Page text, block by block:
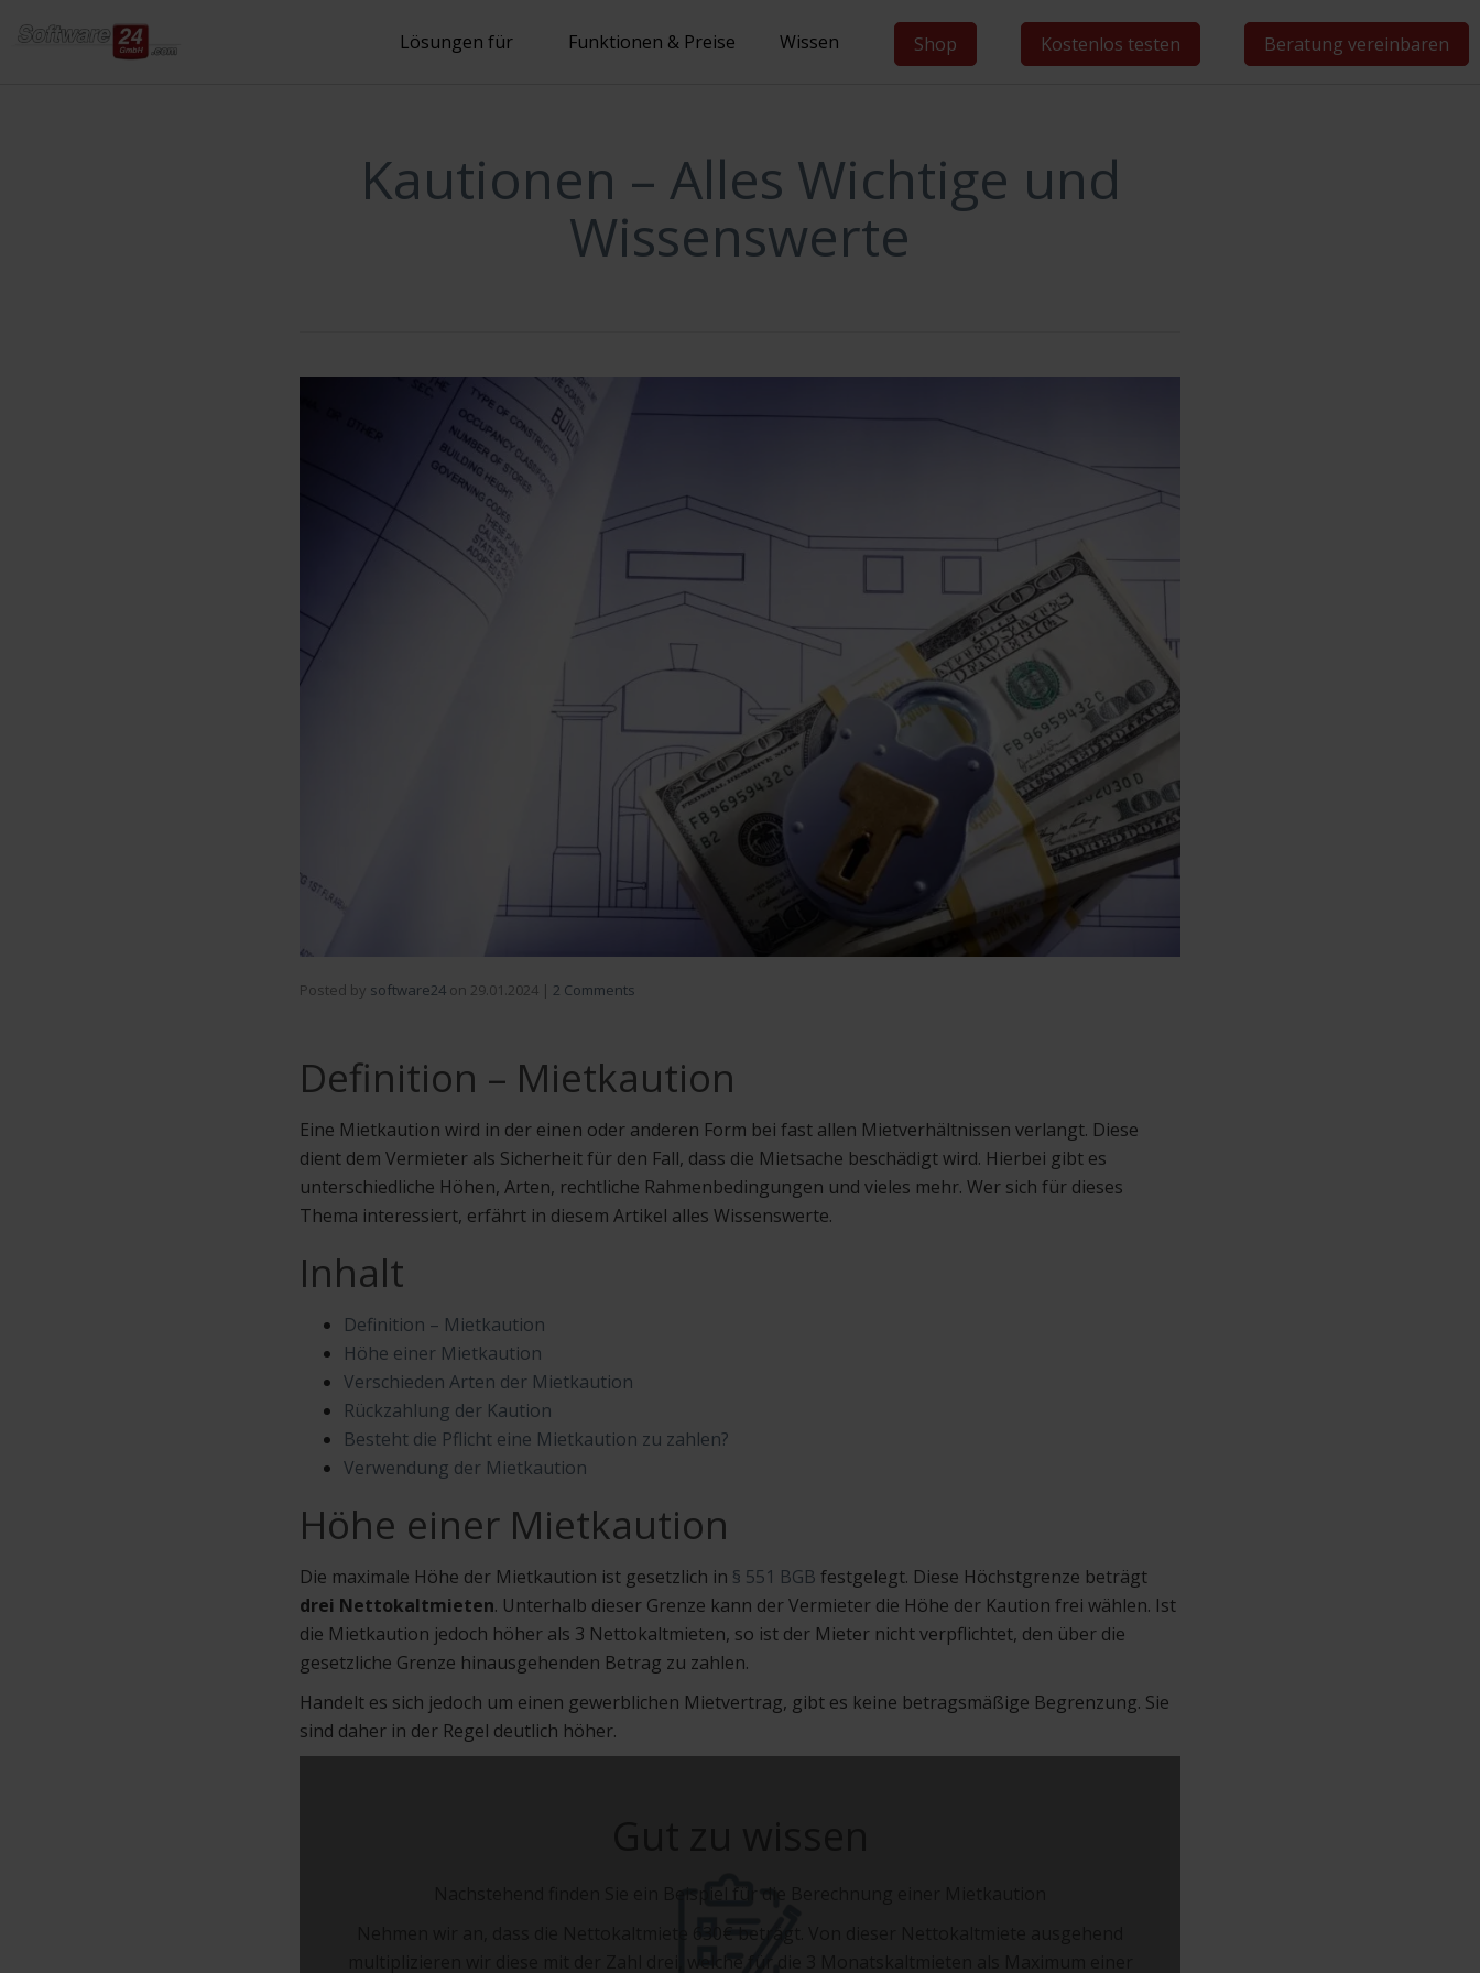
springen
Lösungen für Funktionen & Preise Wissen Shop Kostenlos testen Beratung vereinbaren
Kautionen – Alles Wichtige und
Wissenswerte
Posted by software24 on 29.01.2024 | 2 Comments
Definition – Mietkaution
Eine Mietkaution wird in der einen oder anderen Form bei fast allen Mietverhältnissen verlangt. Diese
dient dem Vermieter als Sicherheit für den Fall, dass die Mietsache beschädigt wird. Hierbei gibt es
unterschiedliche Höhen, Arten, rechtliche Rahmenbedingungen und vieles mehr. Wer sich für dieses
Thema interessiert, erfährt in diesem Artikel alles Wissenswerte.
Inhalt
Definition – Mietkaution
Höhe einer Mietkaution
Verschieden Arten der Mietkaution
Rückzahlung der Kaution
Besteht die Pflicht eine Mietkaution zu zahlen?
Verwendung der Mietkaution
Höhe einer Mietkaution
Die maximale Höhe der Mietkaution ist gesetzlich in § 551 BGB festgelegt. Diese Höchstgrenze beträgt
drei Nettokaltmieten. Unterhalb dieser Grenze kann der Vermieter die Höhe der Kaution frei wählen. Ist
die Mietkaution jedoch höher als 3 Nettokaltmieten, so ist der Mieter nicht verpflichtet, den über die
gesetzliche Grenze hinausgehenden Betrag zu zahlen.
Handelt es sich jedoch um einen gewerblichen Mietvertrag, gibt es keine betragsmäßige Begrenzung. Sie
sind daher in der Regel deutlich höher.